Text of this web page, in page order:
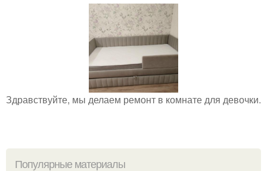
Здравствуйте, мы делаем ремонт в комнате для девочки.
Популярные материалы